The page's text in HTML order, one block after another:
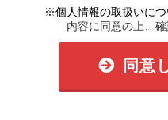
※個人情報の取扱いに
内容に同意の上、
同意